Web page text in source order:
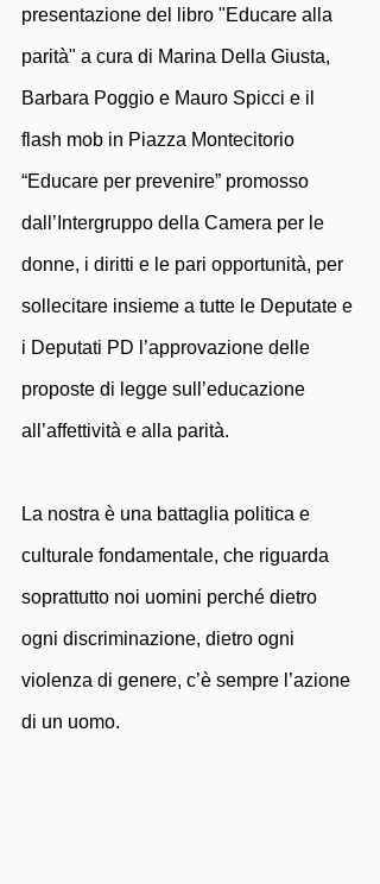
presentazione del libro "Educare alla
parità" a cura di Marina Della Giusta,
Barbara Poggio e Mauro Spicci e il
flash mob in Piazza Montecitorio
“Educare per prevenire” promosso
dall’Intergruppo della Camera per le
donne, i diritti e le pari opportunità, per
sollecitare insieme a tutte le Deputate e
i Deputati PD l’approvazione delle
proposte di legge sull’educazione
all’affettività e alla parità.
La nostra è una battaglia politica e
culturale fondamentale, che riguarda
soprattutto noi uomini perché dietro
ogni discriminazione, dietro ogni
violenza di genere, c’è sempre l’azione
di un uomo.